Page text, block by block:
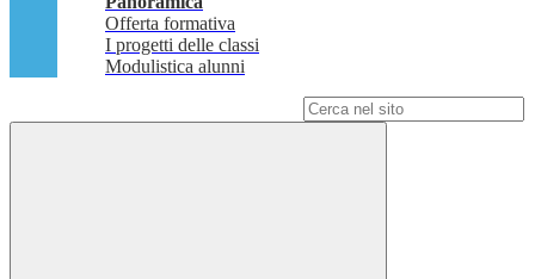
Offerta formativa
I progetti delle classi
Modulistica alunni